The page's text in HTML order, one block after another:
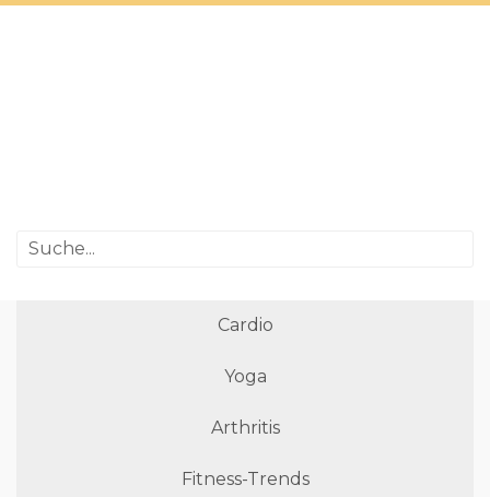
Cardio
Yoga
Arthritis
Fitness-Trends